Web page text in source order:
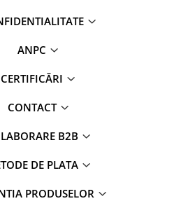
ANPC
CERTIFICĂRI
CONTACT
B2B
DE PLATA
PRODUSELOR